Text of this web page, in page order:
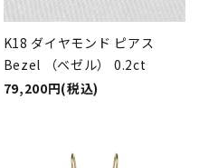
K18 ダイヤモンド ピアス
Bezel （ベゼル） 0.2ct
79,200円(税込)